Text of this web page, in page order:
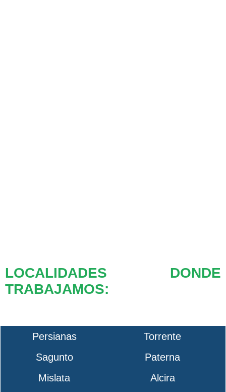
LOCALIDADES DONDE
TRABAJAMOS:
Persianas
Torrente
Sagunto
Paterna
Mislata
Alcira